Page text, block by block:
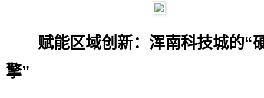
赋能区域创新：浑南科技城的“
擎”